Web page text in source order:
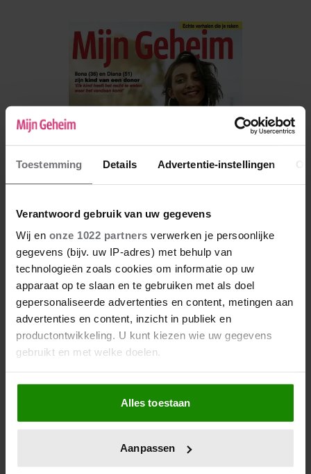
Toestemming Details Advertentie-instellingen
Verantwoord gebruik van uw gegevens
Wij en onze 1022 partners verwerken je persoonlijke
gegevens (bijv. uw IP-adres) met behulp van
technologieën zoals cookies om informatie op uw
apparaat op te slaan en te gebruiken met als doel
gepersonaliseerde advertenties en content, metingen aan
advertenties en content, inzicht in publiek en
productontwikkeling. U kunt kiezen wie uw gegevens
gebruikt en met welke doelen.
Als u het toestaat, willen we ook graag:
Informatie verzamelen over uw geografische locatie,
die tot een paar meter nauwkeurig kan zijn
op specifieke eigenschappen (fingerprinting)
Alles toestaan
Aanpassen
De nieuwe Mijn Geheim ligt nu in de winkel
Abonneren
Digitaal lezen
Los kopen